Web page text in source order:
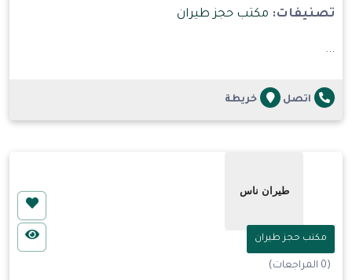
تصنيفات: مكتب حجز طيران
...
اتصل خريطة
مكتب حجز طيران
(0 المراجعات)